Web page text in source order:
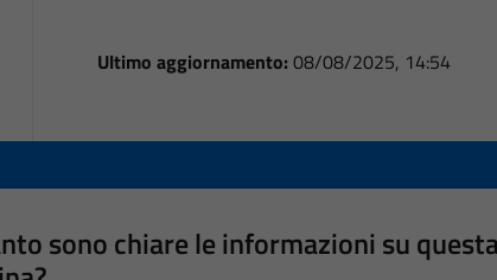
Ultimo aggiornamento: 08/08/2025, 14:54
sono chiare le informazioni su